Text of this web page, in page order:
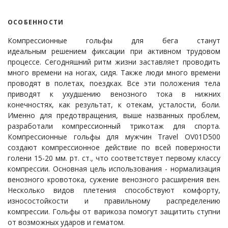
ОСОБЕННОСТИ
Компрессионные гольфы для бега станут
идеальным решением фиксации при активном трудовом
процессе. Сегодняшний ритм жизни заставляет проводить
много времени на ногах, сидя. Также люди много времени
проводят в полетах, поездках. Все эти положения тела
приводят к ухудшению венозного тока в нижних
конечностях, как результат, к отекам, усталости, боли.
Именно для предотвращения, выше названных проблем,
разработали компрессионный трикотаж для спорта.
Компрессионные гольфы для мужчин Travel OV01D500
создают компрессионное действие по всей поверхности
голени 15-20 мм. рт. ст., что соответствует первому классу
компрессии. Основная цель использования - нормализация
венозного кровотока, сужение венозного расширения вен.
Несколько видов плетения способствуют комфорту,
износостойкости и правильному распределению
компрессии. Гольфы от варикоза помогут защитить ступни
от возможных ударов и гематом.